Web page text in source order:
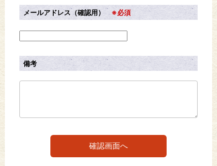
メールアドレス（確認用） ※必須
備考